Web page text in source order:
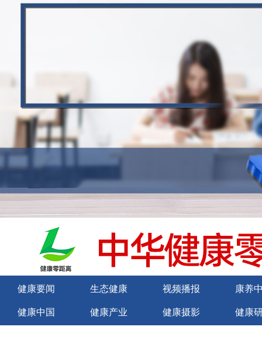
健康要闻 生态健康 视频播报 康养
健康中国 健康产业 健康摄影 健康